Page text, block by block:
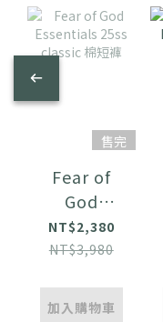
售完
Fear of
God
Essentials
25ss
短褲
NT$2,380
NT$3,980
加入購物車